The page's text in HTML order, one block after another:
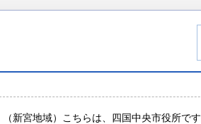
（新宮地域）こちらは、四国中央市役所です